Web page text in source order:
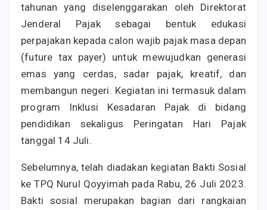
tahunan yang diselenggarakan oleh Direktorat
Jenderal Pajak sebagai bentuk edukasi
perpajakan kepada calon wajib pajak masa depan
(future tax payer) untuk mewujudkan generasi
emas yang cerdas, sadar pajak, kreatif, dan
membangun negeri. Kegiatan ini termasuk dalam
program Inklusi Kesadaran Pajak di bidang
pendidikan sekaligus Peringatan Hari Pajak
tanggal 14 Juli.
Sebelumnya, telah diadakan kegiatan Bakti Sosial
ke TPQ Nurul Qoyyimah pada Rabu, 26 Juli 2023.
Bakti sosial merupakan bagian dari rangkaian